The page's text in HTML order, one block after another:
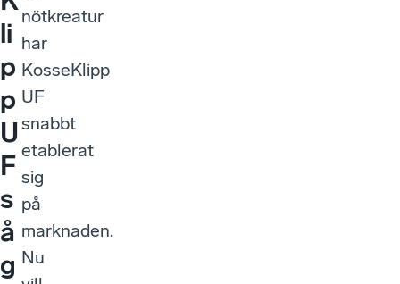
li
p
p
U
F
s
å
g
nötkreatur
har
KosseKlipp
UF
snabbt
etablerat
sig
på
marknaden.
Nu